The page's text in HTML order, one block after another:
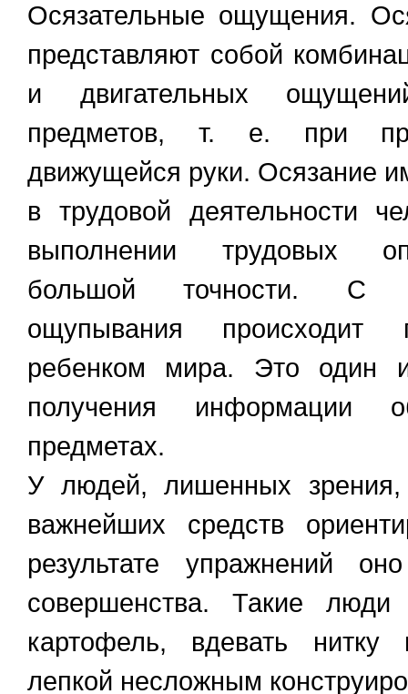
Осязательные ощущения.
представляют собой
и двигательных
предметов, т. е. при
движущейся руки. Осязание
в трудовой деятельности
выполнении трудовых
большой точности. С
ощупывания происходит
ребенком мира. Это один
получения информации
предметах.
У людей, лишенных
важнейших средств
результате упражнений
совершенства. Такие люди
картофель, вдевать нитку
лепкой несложным